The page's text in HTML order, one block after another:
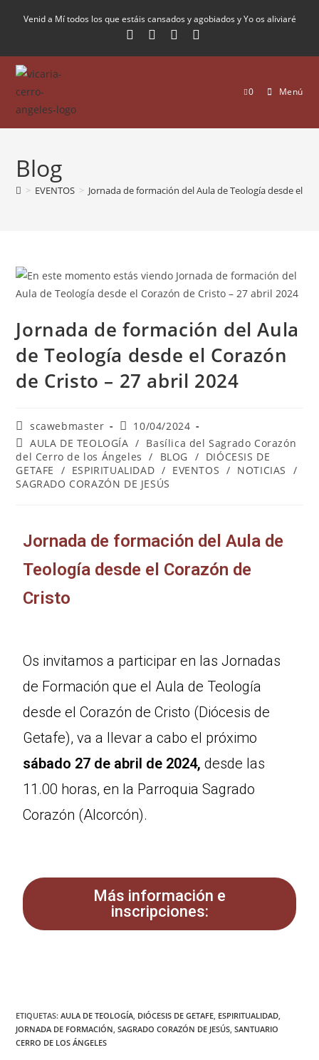
Venid a Mí todos los que estáis cansados y agobiados y Yo os aliviaré
0 Menú
Blog
> EVENTOS > Jornada de formación del Aula de Teología desde el
Jornada de formación del Aula
de Teología desde el Corazón
de Cristo – 27 abril 2024
scawebmaster
10/04/2024
AULA DE TEOLOGÍA / Basílica del Sagrado Corazón
del Cerro de los Ángeles
/ BLOG / DIÓCESIS DE
GETAFE
/ ESPIRITUALIDAD / EVENTOS / NOTICIAS
/
SAGRADO CORAZÓN DE JESÚS
Jornada de formación del Aula de
Teología desde el Corazón de
Cristo
Os invitamos a participar en las Jornadas
de Formación que el Aula de Teología
desde el Corazón de Cristo (Diócesis de
Getafe), va a llevar a cabo el próximo
sábado 27 de abril de 2024, desde las
11.00 horas, en la Parroquia Sagrado
Corazón (Alcorcón).
Más información e
inscripciones:
ETIQUETAS:AULA DE TEOLOGÍA, DIÓCESIS DE GETAFE, ESPIRITUALIDAD,
JORNADA DE FORMACIÓN, SAGRADO CORAZÓN DE JESÚS, SANTUARIO
CERRO DE LOS ÁNGELES